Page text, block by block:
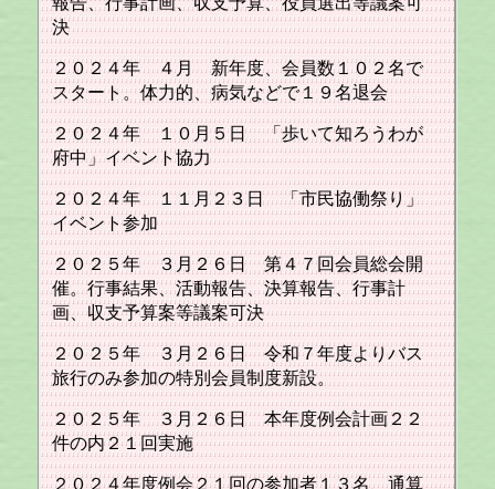
決
２０２４年 ４月 新年度、会員数１０２名で
スタート。体力的、病気などで１９名退会
２０２４年 １０月５日 「歩いて知ろうわが
府中」イベント協力
２０２４年 １１月２３日 「市民協働祭り」
イベント参加
２０２５年 ３月２６日 第４７回会員総会開
催。行事結果、活動報告、決算報告、行事計
画、収支予算案等議案可決
２０２５年 ３月２６日 令和７年度よりバス
旅行のみ参加の特別会員制度新設。
２０２５年 ３月２６日 本年度例会計画２２
件の内２１回実施
２０２４年度例会２１回の参加者１３名、通算